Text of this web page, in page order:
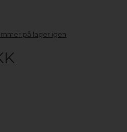
på lager igen